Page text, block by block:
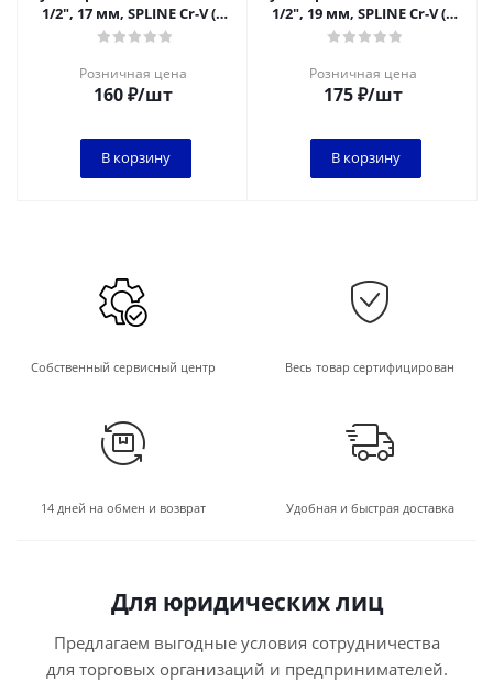
1/2", 17 мм, SPLINE Cr-V (1
шт.) подвес
Розничная цена
160₽/шт
В корзину
1/2", 19 мм, SPLINE Cr-V (1
шт.) подвес
Розничная цена
175₽/шт
В корзину
Собственный сервисный центр Весь товар сертифицирован
14 дней на обмен и возврат Удобная и быстрая доставка
Для юридических лиц
Предлагаем выгодные условия сотрудничества
для торговых организаций и предпринимателей.